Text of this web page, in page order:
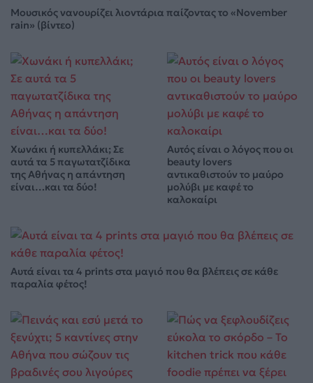
Μουσικός νανουρίζει λιοντάρια παίζοντας το «November
rain» (βίντεο)
Χωνάκι ή κυπελλάκι; Σε
αυτά τα 5 παγωτατζίδικα
της Αθήνας η απάντηση
είναι…και τα δύο!
Αυτός είναι ο λόγος που οι
beauty lovers
αντικαθιστούν το μαύρο
μολύβι με καφέ το
καλοκαίρι
Αυτά είναι τα 4 prints στα μαγιό που θα βλέπεις σε κάθε
παραλία φέτος!